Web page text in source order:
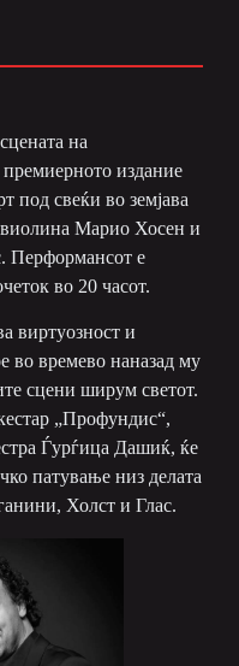
на
издание
под свеќи во земјава
виолина Марио Хосен и
Перформансот е
во 20 часот.
виртуозност и
во времево наназад му
сцени ширум светот.
„Профундис“,
Ѓурѓица Дашиќ, ќе
патување низ делата
Холст и Глас.